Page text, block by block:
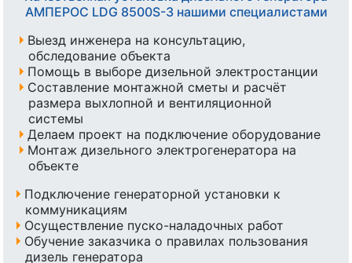
АМПЕРОС LDG 8500S-3 нашими специалистами
Выезд инженера на консультацию,
обследование объекта
Помощь в выборе дизельной электростанции
Составление монтажной сметы и расчёт
размера выхлопной и вентиляционной
системы
Делаем проект на подключение оборудование
Монтаж дизельного электрогенератора на
объекте
Подключение генераторной установки к
коммуникациям
Осуществление пуско-наладочных работ
Обучение заказчика о правилах пользования
дизель генератора